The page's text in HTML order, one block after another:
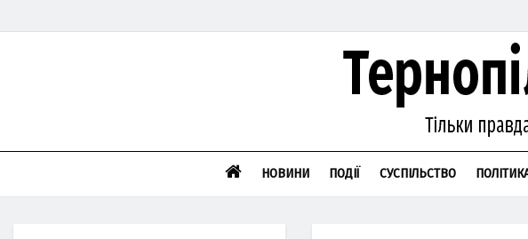
НОВИНИ ПОДІЇ СУСПІЛЬСТВО